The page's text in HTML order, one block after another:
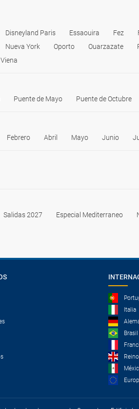
Disneyland Paris Essaouira Fez
Nueva York Oporto Ouarzazate
Viena
Puente de Mayo Puente de Octubre
Febrero Abril Mayo Junio
Salidas 2027 Especial Mediterraneo
Italia
Brasil